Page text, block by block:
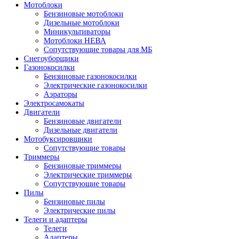
Мотоблоки
Бензиновые мотоблоки
Дизельные мотоблоки
Миникультиваторы
Мотоблоки НЕВА
Сопутствующие товары для МБ
Снегоуборщики
Газонокосилки
Бензиновые газонокосилки
Электрические газонокосилки
Аэраторы
Электросамокаты
Двигатели
Бензиновые двигатели
Дизельные двигатели
Мотобуксировщики
Сопутствующие товары
Триммеры
Бензиновые триммеры
Электрические триммеры
Сопутствующие товары
Пилы
Бензиновые пилы
Электрические пилы
Телеги и адаптеры
Телеги
Адаптеры